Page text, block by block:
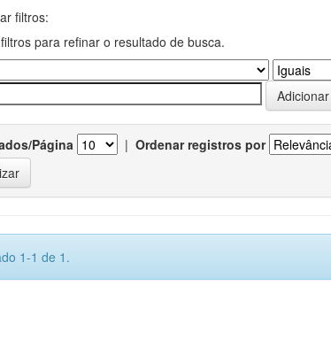
filtros:
para refinar o resultado de busca.
Página | Ordenar registros por
1-1 de 1.